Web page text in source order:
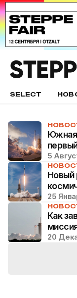
SELECT
Южная
5
Новый
25
Как
20